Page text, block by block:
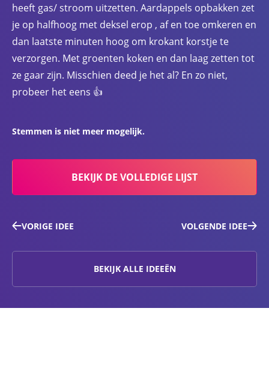
heeft gas/ stroom uitzetten. Aardappels opbakken zet
je op halfhoog met deksel erop , af en toe omkeren en
dan laatste minuten hoog om krokant korstje te
verzorgen. Met groenten koken en dan laag zetten tot
ze gaar zijn. Misschien deed je het al? En zo niet,
probeer het eens 👍
Stemmen is niet meer mogelijk.
BEKIJK DE VOLLEDIGE LIJST
VORIGE IDEE VOLGENDE IDEE
BEKIJK ALLE IDEEËN